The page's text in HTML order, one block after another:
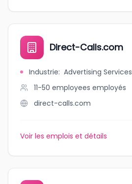
Direct-Calls.com
Industrie: Advertising Services
11-50 employees employés
direct-calls.com
Voir les emplois et détails